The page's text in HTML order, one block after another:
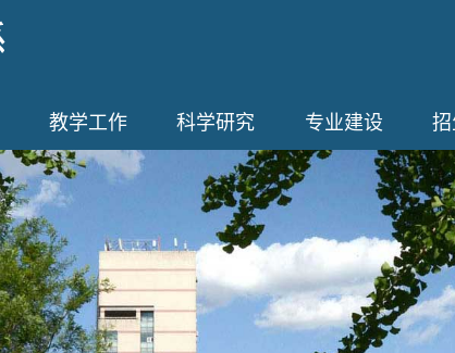
教学工作 科学研究 专业建设